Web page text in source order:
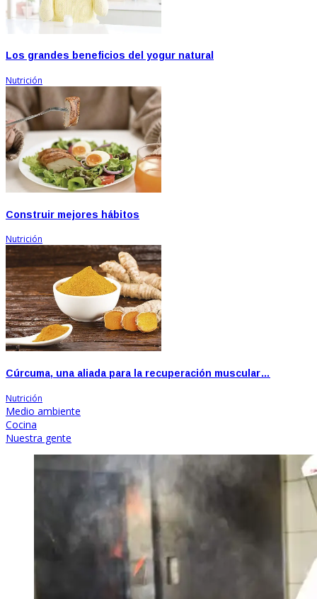
Los grandes beneficios del yogur natural
Nutrición
Construir mejores hábitos
Nutrición
Cúrcuma, una aliada para la recuperación muscular…
Nutrición
Medio ambiente
Cocina
Nuestra gente